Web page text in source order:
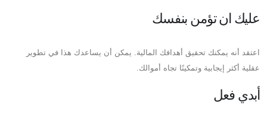
عليك ان تؤمن بنفسك
اعتقد أنه يمكنك تحقيق أهدافك المالية. يمكن أن يساعدك هذا في تطوير
عقلية أكثر إيجابية وتمكينًا تجاه أموالك.
أبدي فعل